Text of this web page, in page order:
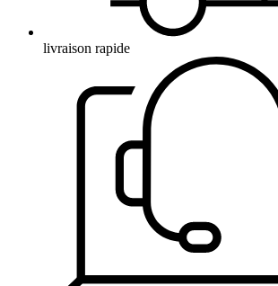
livraison rapide